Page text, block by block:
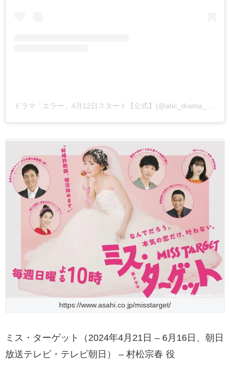
https://www.asahi.co.jp/misstarget/
ミス・ターゲット（2024年4月21日 – 6月16日、朝日
放送テレビ・テレビ朝日） – 村松宗春 役